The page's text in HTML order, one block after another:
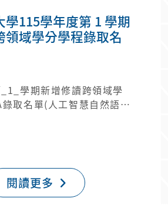
學115學年度第 1 學期
領域學分學程錄取名
學期新增修讀跨領域學
取名單(人工智慧自然語言
閱讀更多